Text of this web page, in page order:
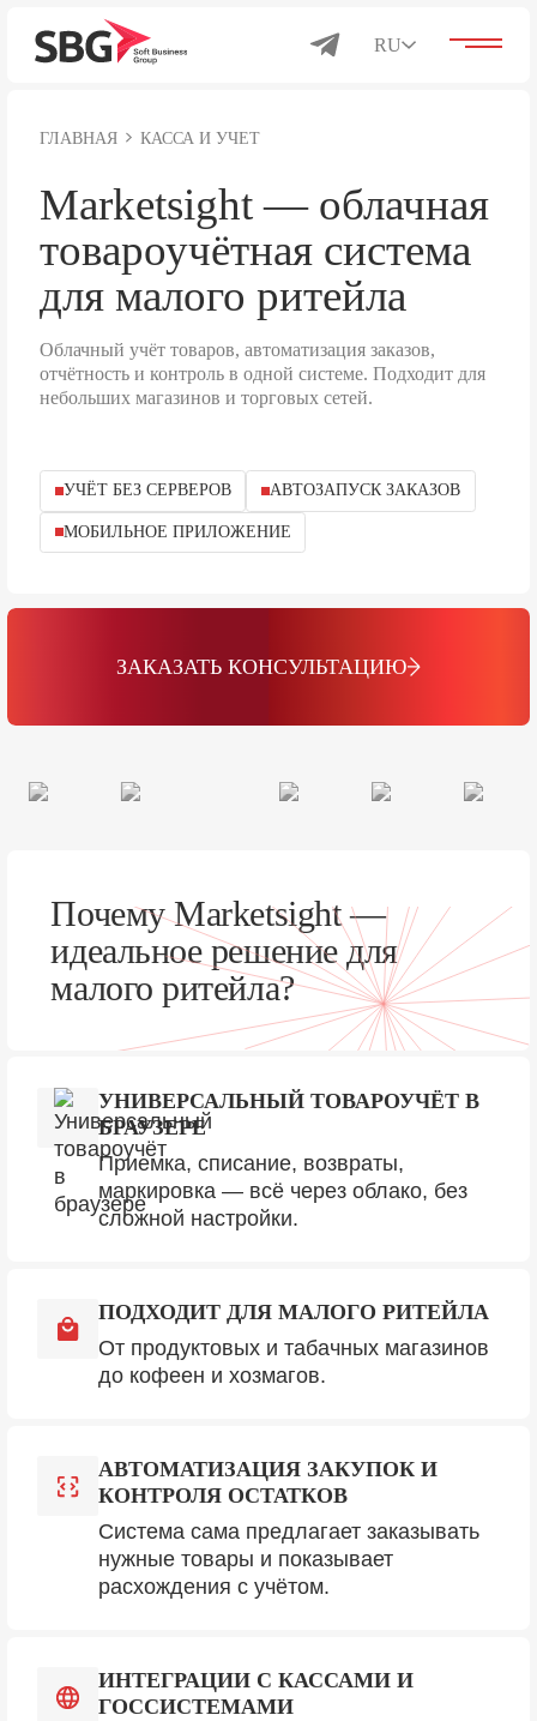
RU
Каталог
Продукты
ГЛАВНАЯ КАССА И УЧЕТ
Marketsight — облачная
товароучётная система
для малого ритейла
Облачный учёт товаров, автоматизация заказов,
отчётность и контроль в одной системе. Подходит для
небольших магазинов и торговых сетей.
УЧЁТ БЕЗ СЕРВЕРОВ АВТОЗАПУСК ЗАКАЗОВ
МОБИЛЬНОЕ ПРИЛОЖЕНИЕ
ЗАКАЗАТЬ КОНСУЛЬТАЦИЮ
Почему Marketsight —
идеальное решение для
малого ритейла?
УНИВЕРСАЛЬНЫЙ ТОВАРОУЧЁТ В
БРАУЗЕРЕ
Приемка, списание, возвраты,
маркировка — всё через облако, без
сложной настройки.
ПОДХОДИТ ДЛЯ МАЛОГО РИТЕЙЛА
От продуктовых и табачных магазинов
до кофеен и хозмагов.
АВТОМАТИЗАЦИЯ ЗАКУПОК И
КОНТРОЛЯ ОСТАТКОВ
Система сама предлагает заказывать
нужные товары и показывает
расхождения с учётом.
ИНТЕГРАЦИИ С КАССАМИ И
ГОССИСТЕМАМИ